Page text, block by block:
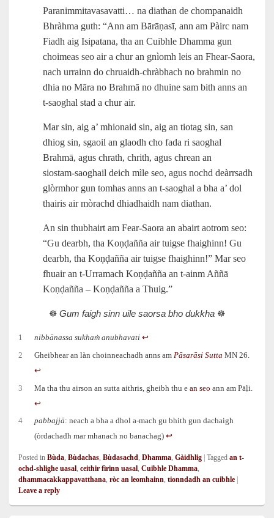
Paranimmitavasavatti… na diathan de chompanaidh
Bhràhma guth: “Ann am Bārāṇasī, ann am Pàirc nam
Fiadh aig Isipatana, tha an Cuibhle Dhamma gun
choimeas seo air a chur an gnìomh leis an Fhear-Saora,
nach urrainn do chruaidh‑chràbhach no brahmin no
dhia no Māra no Brahmā no dhuine sam bith anns an
t‑saoghal stad a chur air.
Mar sin, aig a’ mhionaid sin, aig an tiotag sin, san
dhiog sin, sgaoil an glaodh cho fada ri saoghal
Brahmā, agus chrath, chrith, agus chrean an
siostam‑saoghail deich mìle seo, agus nochd deàrrsadh
glòrmhor gun tomhas anns an t‑saoghal a bha a’ dol
thairis air mòrachd dhiadhaidh nam diathan.
An sin thubhairt am Fear‑Saora an abairt aotrom seo:
“Gu dearbh, tha Koṇḍañña air tuigse fhaighinn! Gu
dearbh, tha Koṇḍañña air tuigse fhaighinn!” Mar seo
fhuair an t‑Urramach Koṇḍañña an t‑ainm Aññā
Koṇḍañña – Koṇḍañña a Thuig.”
☸️ Gum faigh sinn uile saorsa bho dukkha ☸️
1 nibbānassa sukhaṁ anubhavati ↩︎
2 Gheibhear an làn choinneachadh anns am Pāsarāsi Sutta MN 26.
↩︎
3 Ma tha thu airson an sutta aithris, gheibh thu ean seo ann am Pāḷi.
↩︎
4 pabbajjā: neach a bha a dhol a‑mach gu bhith gun dachaigh
(òrdachadh mar mhanach no banachag)↩︎
Posted in Bùda, Bùdachas, Bùdasachd, Dhamma, Gàidhlig Tagged an t-
ochd-shlighe uasal, ceithir fìrinn uasal, Cuibhle Dhamma,
dhammacakkappavatthana, ròc an leomhainn, tionndadh an cuibhle
Leave a reply